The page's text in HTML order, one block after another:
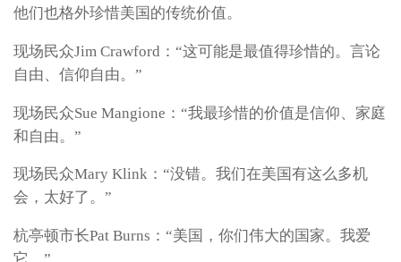
他们也格外珍惜美国的传统价值。
现场民众Jim Crawford：“这可能是最值得珍惜的。言论
自由、信仰自由。”
现场民众Sue Mangione：“我最珍惜的价值是信仰、家庭
和自由。”
现场民众Mary Klink：“没错。我们在美国有这么多机
会，太好了。”
杭亭顿市长Pat Burns：“美国，你们伟大的国家。我爱